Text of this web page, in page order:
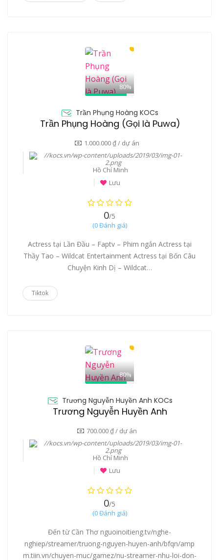
80%
Trần Phụng Hoàng KOCs
Trần Phụng Hoàng (Gọi là Puwa)
1.000.000 ₫ / dự án
Hồ Chí Minh
Lưu
0/5
(0 Đánh giá)
Actress tại Lần Đầu – Faptv – Phim ngắn Actress tại
Thầy Tao – Wildcat Entertainment Actress tại Bốn Câu
Chuyện Kinh Dị – Wildcat…
Tiktok
80%
Trương Nguyễn Huyền Anh KOCs
Trương Nguyễn Huyền Anh
700.000 ₫ / dự án
Hồ Chí Minh
Lưu
0/5
(0 Đánh giá)
Đến từ Cần Thơ nguoinoitieng.tv/nghe-
nghiep/streamer/truong-nguyen-huyen-anh/bfqn/amp
m.tiin.vn/chuyen-muc/gamez/nu-streamer-nhu-loi-don-